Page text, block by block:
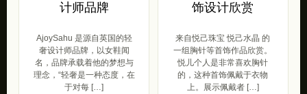
计师品牌
AjoySahu 是源自英国的轻
奢设计师品牌，以女鞋闻
名，品牌承载着他的梦想与
理念，“轻奢是一种态度，在
于对每 […]
饰设计欣赏
来自悦己珠宝 悦己水晶 的
一组胸针等首饰作品欣赏。
悦儿个人是非常喜欢胸针
的，这种首饰佩戴于衣物
上。展示佩戴者 […]